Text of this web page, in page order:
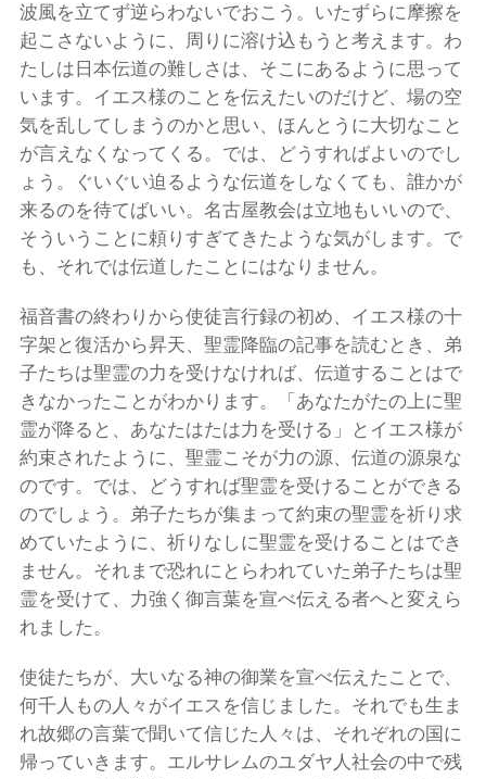
波風を立てず逆らわないでおこう。いたずらに摩擦を
起こさないように、周りに溶け込もうと考えます。わ
たしは日本伝道の難しさは、そこにあるように思って
います。イエス様のことを伝えたいのだけど、場の空
気を乱してしまうのかと思い、ほんとうに大切なこと
が言えなくなってくる。では、どうすればよいのでし
ょう。ぐいぐい迫るような伝道をしなくても、誰かが
来るのを待てばいい。名古屋教会は立地もいいので、
そういうことに頼りすぎてきたような気がします。で
も、それでは伝道したことにはなりません。
福音書の終わりから使徒言行録の初め、イエス様の十
字架と復活から昇天、聖霊降臨の記事を読むとき、弟
子たちは聖霊の力を受けなければ、伝道することはで
きなかったことがわかります。「あなたがたの上に聖
霊が降ると、あなたはたは力を受ける」とイエス様が
約束されたように、聖霊こそが力の源、伝道の源泉な
のです。では、どうすれば聖霊を受けることができる
のでしょう。弟子たちが集まって約束の聖霊を祈り求
めていたように、祈りなしに聖霊を受けることはでき
ません。それまで恐れにとらわれていた弟子たちは聖
霊を受けて、力強く御言葉を宣べ伝える者へと変えら
れました。
使徒たちが、大いなる神の御業を宣べ伝えたことで、
何千人もの人々がイエスを信じました。それでも生ま
れ故郷の言葉で聞いて信じた人々は、それぞれの国に
帰っていきます。エルサレムのユダヤ人社会の中で残